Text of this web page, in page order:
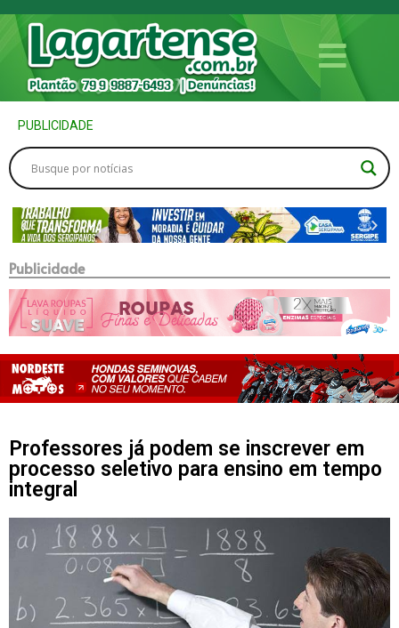
PUBLICIDADE
Publicidade
Professores já podem se inscrever em
processo seletivo para ensino em tempo
integral